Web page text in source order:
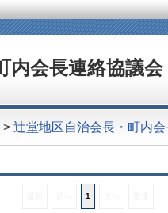
内会長連絡協議会
> 辻堂地区自治会長・町内
1